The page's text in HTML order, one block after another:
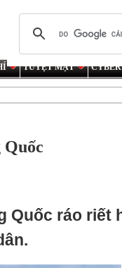
TUYỆT MẬT
Quốc ráo riết